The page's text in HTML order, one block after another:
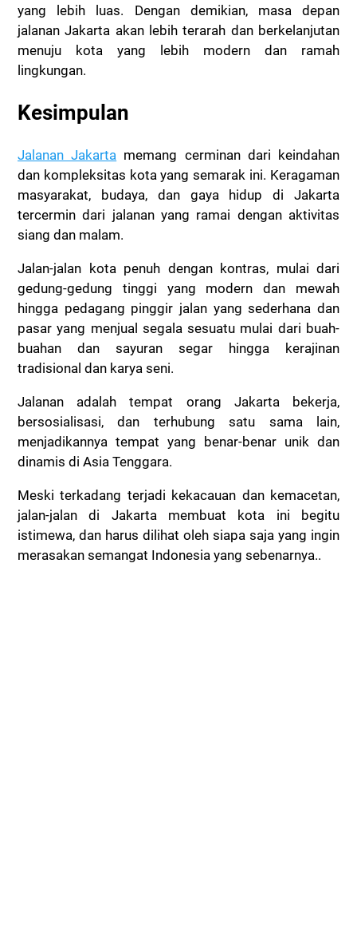
yang lebih luas. Dengan demikian, masa depan
jalanan Jakarta akan lebih terarah dan berkelanjutan
menuju kota yang lebih modern dan ramah
lingkungan.
Kesimpulan
Jalanan Jakarta memang cerminan dari keindahan
dan kompleksitas kota yang semarak ini. Keragaman
masyarakat, budaya, dan gaya hidup di Jakarta
tercermin dari jalanan yang ramai dengan aktivitas
siang dan malam.
Jalan-jalan kota penuh dengan kontras, mulai dari
gedung-gedung tinggi yang modern dan mewah
hingga pedagang pinggir jalan yang sederhana dan
pasar yang menjual segala sesuatu mulai dari buah-
buahan dan sayuran segar hingga kerajinan
tradisional dan karya seni.
Jalanan adalah tempat orang Jakarta bekerja,
bersosialisasi, dan terhubung satu sama lain,
menjadikannya tempat yang benar-benar unik dan
dinamis di Asia Tenggara.
Meski terkadang terjadi kekacauan dan kemacetan,
jalan-jalan di Jakarta membuat kota ini begitu
istimewa, dan harus dilihat oleh siapa saja yang ingin
merasakan semangat Indonesia yang sebenarnya..